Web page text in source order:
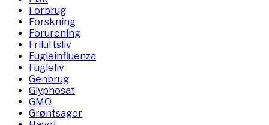
Forbrug
Forskning
Forurening
Friluftsliv
Fugleinfluenza
Fugleliv
Genbrug
Glyphosat
GMO
Grøntsager